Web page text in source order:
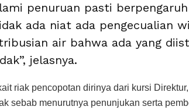
penuruan pasti
ada niat ada pengecualian
air bahwa ada yang
jelasnya.
riak pencopotan dirinya dari kursi
sebab menurutnya penunjukan serta